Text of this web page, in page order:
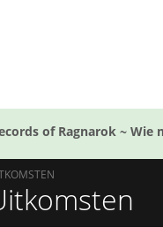
of Ragnarok ~ Wie